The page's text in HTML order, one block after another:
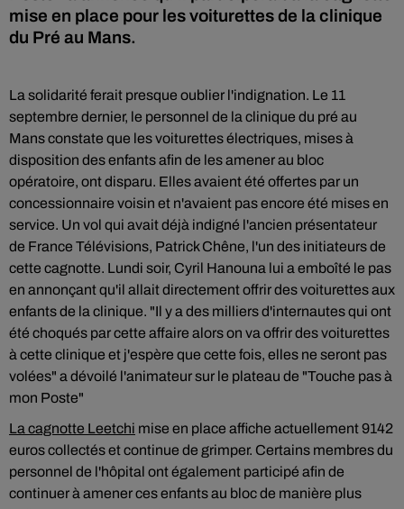
mise en place pour les voiturettes de la clinique
du Pré au Mans.
La solidarité ferait presque oublier l'indignation. Le 11
septembre dernier, le personnel de la clinique du pré au
Mans constate que les voiturettes électriques, mises à
disposition des enfants afin de les amener au bloc
opératoire, ont disparu. Elles avaient été offertes par un
concessionnaire voisin et n'avaient pas encore été mises en
service. Un vol qui avait déjà indigné l'ancien présentateur
de France Télévisions, Patrick Chêne, l'un des initiateurs de
cette cagnotte. Lundi soir, Cyril Hanouna lui a emboîté le pas
en annonçant qu'il allait directement offrir des voiturettes aux
enfants de la clinique. "Il y a des milliers d'internautes qui ont
été choqués par cette affaire alors on va offrir des voiturettes
à cette clinique et j'espère que cette fois, elles ne seront pas
volées" a dévoilé l'animateur sur le plateau de "Touche pas à
mon Poste"
La cagnotte Leetchi mise en place affiche actuellement 9142
euros collectés et continue de grimper. Certains membres du
personnel de l'hôpital ont également participé afin de
continuer à amener ces enfants au bloc de manière plus